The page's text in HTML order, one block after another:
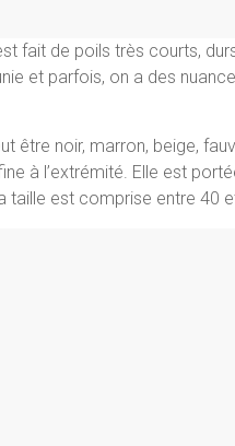
fait de poils très courts,
et parfois, on a des
être noir, marron, beige,
à l’extrémité. Elle est
taille est comprise entre 40